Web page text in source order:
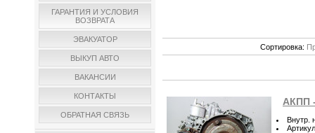
ГАРАНТИЯ И УСЛОВИЯ
ВОЗВРАТА
ЭВАКУАТОР
ВЫКУП АВТО
ВАКАНСИИ
КОНТАКТЫ
ОБРАТНАЯ СВЯЗЬ
Сортировка:
АКПП
Внутр.
Артикул